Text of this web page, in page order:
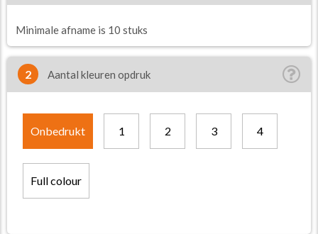
Minimale afname is 10 stuks
2 Aantal kleuren opdruk
Onbedrukt 1 2 3 4
Full colour